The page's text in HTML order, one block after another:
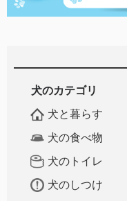
犬のカテゴリ
犬と暮らす
犬の食べ物
犬のトイレ
犬のしつけ